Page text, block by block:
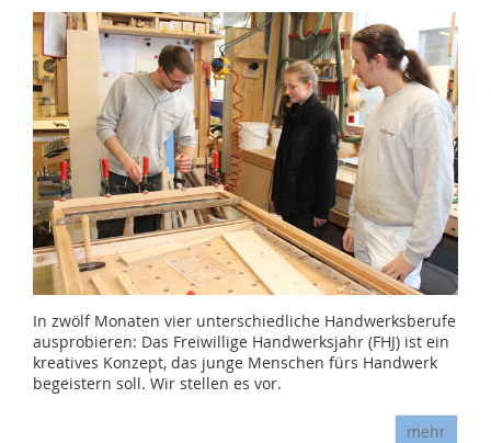
In zwölf Monaten vier unterschiedliche Handwerksberufe
ausprobieren: Das Freiwillige Handwerksjahr (FHJ) ist ein
kreatives Konzept, das junge Menschen fürs Handwerk
begeistern soll. Wir stellen es vor.
mehr